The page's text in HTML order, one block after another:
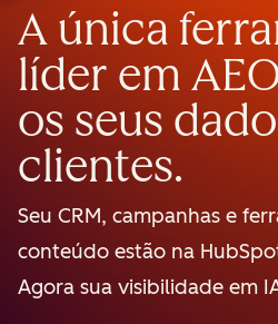
A única
líder em
os seus
clientes.
Seu CRM, campanhas e
conteúdo estão na
Agora sua visibilidade em